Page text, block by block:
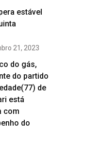
estável
21, 2023
do gás,
do partido
de
está
com
do